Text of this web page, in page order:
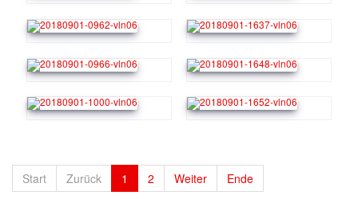
Start Zurück 1 2 Weiter Ende